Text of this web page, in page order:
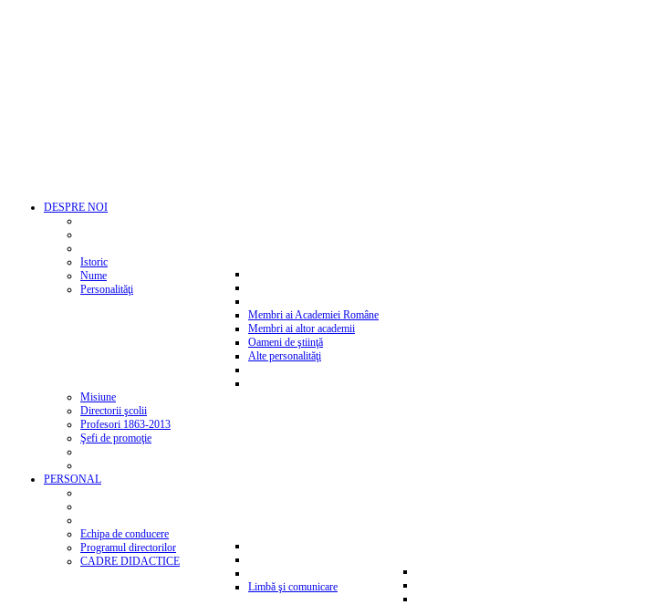
DESPRE NOI
Istoric
Nume
Personalităţi
Membri ai Academiei Române
Membri ai altor academii
Oameni de ştiinţă
Alte personalităţi
Misiune
Directorii şcolii
Profesori 1863-2013
Şefi de promoţie
PERSONAL
Echipa de conducere
Programul directorilor
CADRE DIDACTICE
Limbă şi comunicare